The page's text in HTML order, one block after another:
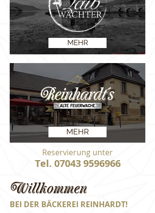
MEHR
MEHR
Reservierung unter
Tel. 07043 9596966
Willkommen
BEI DER BÄCKEREI REINHARDT!